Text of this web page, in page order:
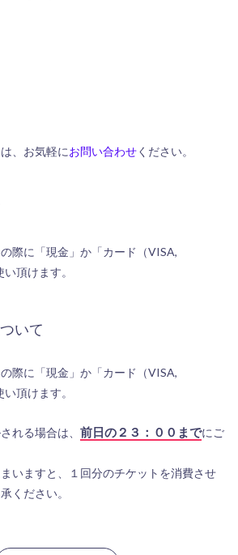
、お気軽にお問い合わせください。
際に「現金」か「カード（VISA,
頂けます。
いて
際に「現金」か「カード（VISA,
頂けます。
れる場合は、 前日の２３：００までにご
いますと、１回分のチケットを消費させ
ください。